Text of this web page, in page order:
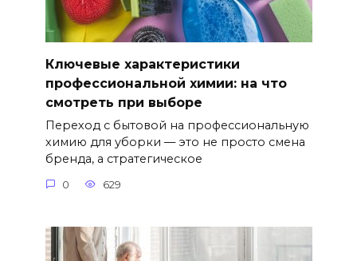
Ключевые характеристики
профессиональной химии: на что
смотреть при выборе
Переход с бытовой на профессиональную
химию для уборки — это не просто смена
бренда, а стратегическое
0 629